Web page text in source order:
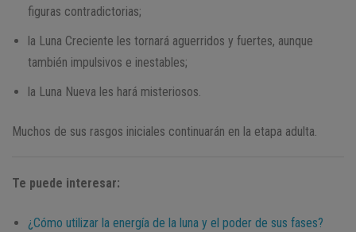
figuras contradictorias;
la Luna Creciente les tornará aguerridos y fuertes, aunque
también impulsivos e inestables;
la Luna Nueva les hará misteriosos.
Muchos de sus rasgos iniciales continuarán en la etapa adulta.
Te puede interesar:
¿Cómo utilizar la energía de la luna y el poder de sus fases?